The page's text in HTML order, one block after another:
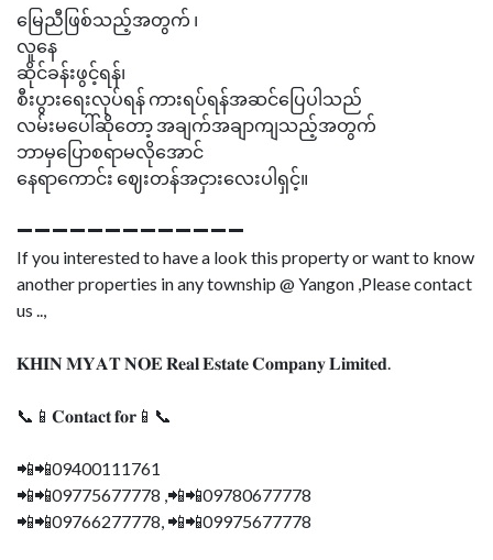
မြေညီဖြစ်သည့်အတွက် ၊
လူနေ
ဆိုင်ခန်းဖွင့်ရန်၊
စီးပွားရေးလုပ်ရန် ကားရပ်ရန်အဆင်ပြေပါသည်
လမ်းမပေါ်ဆိုတော့ အချက်အချာကျသည့်အတွက်
ဘာမှပြောစရာမလိုအောင်
နေရာကောင်း ဈေးတန်အငှားလေးပါရှင့်။
➖➖➖➖➖➖➖➖➖➖➖➖➖
If you interested to have a look this property or want to know
another properties in any township @ Yangon ,Please contact
us ..,
𝐊𝐇𝐈𝐍 𝐌𝐘𝐀𝐓 𝐍𝐎𝐄 𝐑𝐞𝐚𝐥 𝐄𝐬𝐭𝐚𝐭𝐞 𝐂𝐨𝐦𝐩𝐚𝐧𝐲 𝐋𝐢𝐦𝐢𝐭𝐞𝐝.
📞📱𝐂𝐨𝐧𝐭𝐚𝐜𝐭 𝐟𝐨𝐫📱📞
📲📲09400111761
📲📲09775677778 ,📲📲09780677778
📲📲09766277778, 📲📲09975677778